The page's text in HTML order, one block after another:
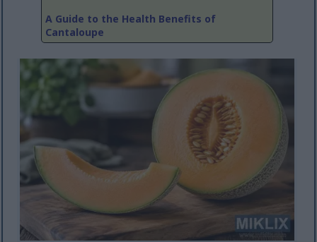
A Guide to the Health Benefits of
Cantaloupe